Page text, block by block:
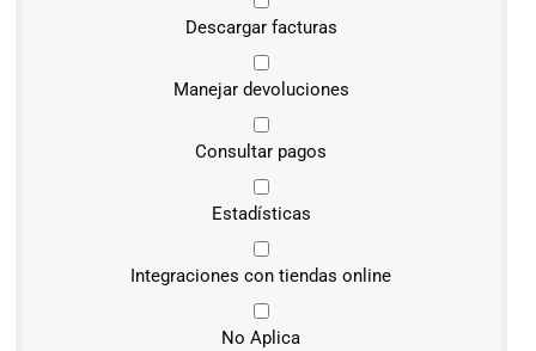
Descargar facturas
Manejar devoluciones
Consultar pagos
Estadísticas
Integraciones con tiendas online
No Aplica